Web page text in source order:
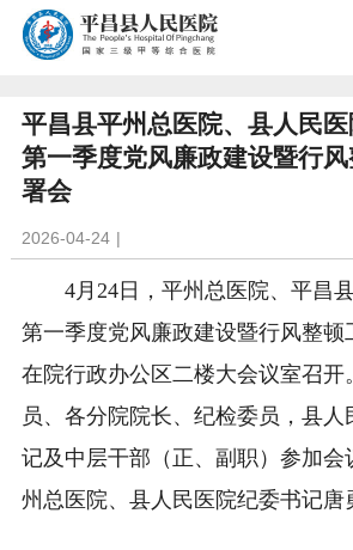
平昌县平州总医院、县人民
第一季度党风廉政建设暨行
署会
2026-04-24 |
4月24日，平州总医院、平昌
第一季度党风廉政建设暨行风整顿
在院行政办公区二楼大会议室召开
员、各分院院长、纪检委员，县人
记及中层干部（正、副职）参加会
州总医院、县人民医院纪委书记唐